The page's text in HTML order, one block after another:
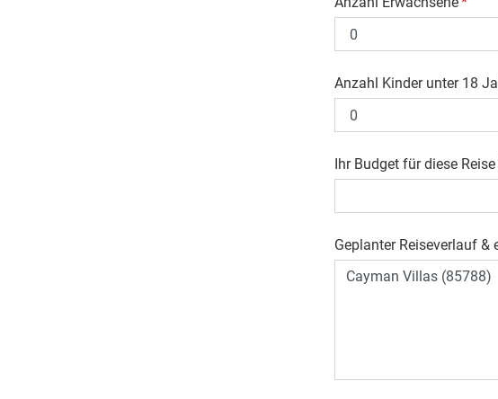
Anzahl Kinder unter 18
Ihr Budget für diese
Geplanter Reiseverlauf &